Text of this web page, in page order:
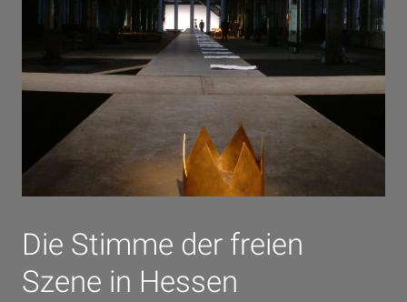
Die Stimme der freien
Szene in Hessen